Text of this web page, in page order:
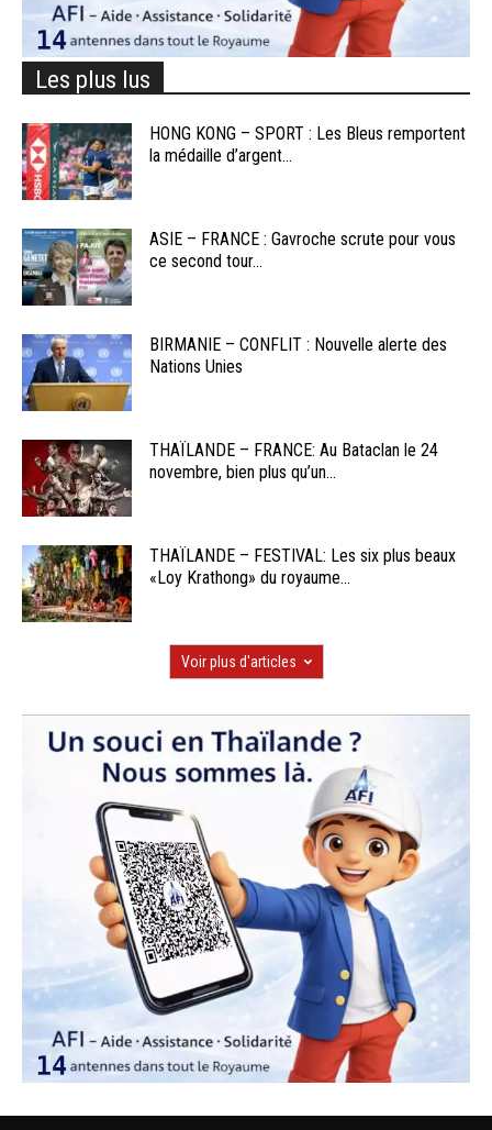
Les plus lus
HONG KONG – SPORT : Les Bleus remportent
la médaille d’argent...
ASIE – FRANCE : Gavroche scrute pour vous
ce second tour...
BIRMANIE – CONFLIT : Nouvelle alerte des
Nations Unies
THAÏLANDE – FRANCE: Au Bataclan le 24
novembre, bien plus qu’un...
THAÏLANDE – FESTIVAL: Les six plus beaux
«Loy Krathong» du royaume...
Voir plus d'articles